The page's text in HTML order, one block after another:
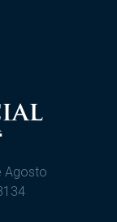
Agosto